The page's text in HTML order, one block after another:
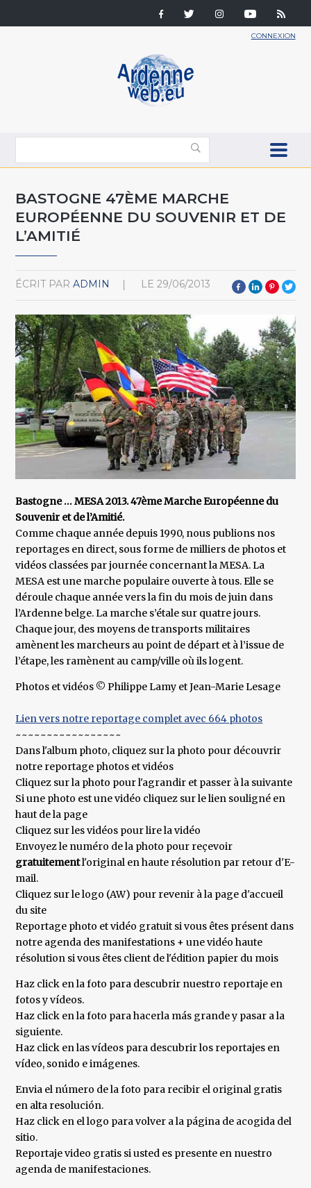
CONNEXION
BASTOGNE 47ÈME MARCHE
EUROPÉENNE DU SOUVENIR ET DE
L’AMITIÉ
ÉCRIT PAR ADMIN LE 29/06/2013
Bastogne … MESA 2013. 47ème Marche Européenne du
Souvenir et de l’Amitié.
Comme chaque année depuis 1990, nous publions nos
reportages en direct, sous forme de milliers de photos et
vidéos classées par journée concernant la MESA. La
MESA est une marche populaire ouverte à tous. Elle se
déroule chaque année vers la fin du mois de juin dans
l’Ardenne belge. La marche s’étale sur quatre jours.
Chaque jour, des moyens de transports militaires
amènent les marcheurs au point de départ et à l’issue de
l’étape, les ramènent au camp/ville où ils logent.
Photos et vidéos © Philippe Lamy et Jean-Marie Lesage
Lien vers notre reportage complet avec 664 photos
~~~~~~~~~~~~~~~~~
Dans l'album photo, cliquez sur la photo pour découvrir
notre reportage photos et vidéos
Cliquez sur la photo pour l'agrandir et passer à la suivante
Si une photo est une vidéo cliquez sur le lien souligné en
haut de la page
Cliquez sur les vidéos pour lire la vidéo
Envoyez le numéro de la photo pour reçevoir
gratuitementl'original en haute résolution par retour d'E-
mail.
Cliquez sur le logo (AW) pour revenir à la page d'accueil
du site
Reportage photo et vidéo gratuit si vous êtes présent dans
notre agenda des manifestations + une vidéo haute
résolution si vous êtes client de l'édition papier du mois
Haz click en la foto para descubrir nuestro reportaje en
fotos y vídeos.
Haz click en la foto para hacerla más grande y pasar a la
siguiente.
Haz click en las vídeos para descubrir los reportajes en
vídeo, sonido e imágenes.
Envia el número de la foto para recibir el original gratis
en alta resolución.
Haz click en el logo para volver a la página de acogida del
sitio.
Reportaje video gratis si usted es presente en nuestro
agenda de manifestaciones.